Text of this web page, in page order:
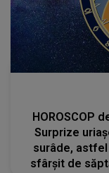
HOROSCOP
Surprize
surâde,
sfârșit de